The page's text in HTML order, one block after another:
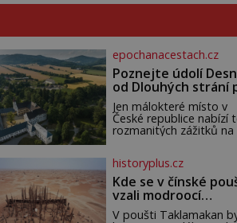
epochanacestach.cz
Poznejte údolí
od Dlouhých strání
termální prameny
Jen málokteré místo v
České republice nabízí
rozmanitých zážitků na
Jeseníků. Během
dne můžete
do útrob jedné z
nejvýznamnějších
elektráren v Evropě,
historyplus.cz
Kde se v čínské
vzali modroocí
blonďáci?
V poušti Taklamakan